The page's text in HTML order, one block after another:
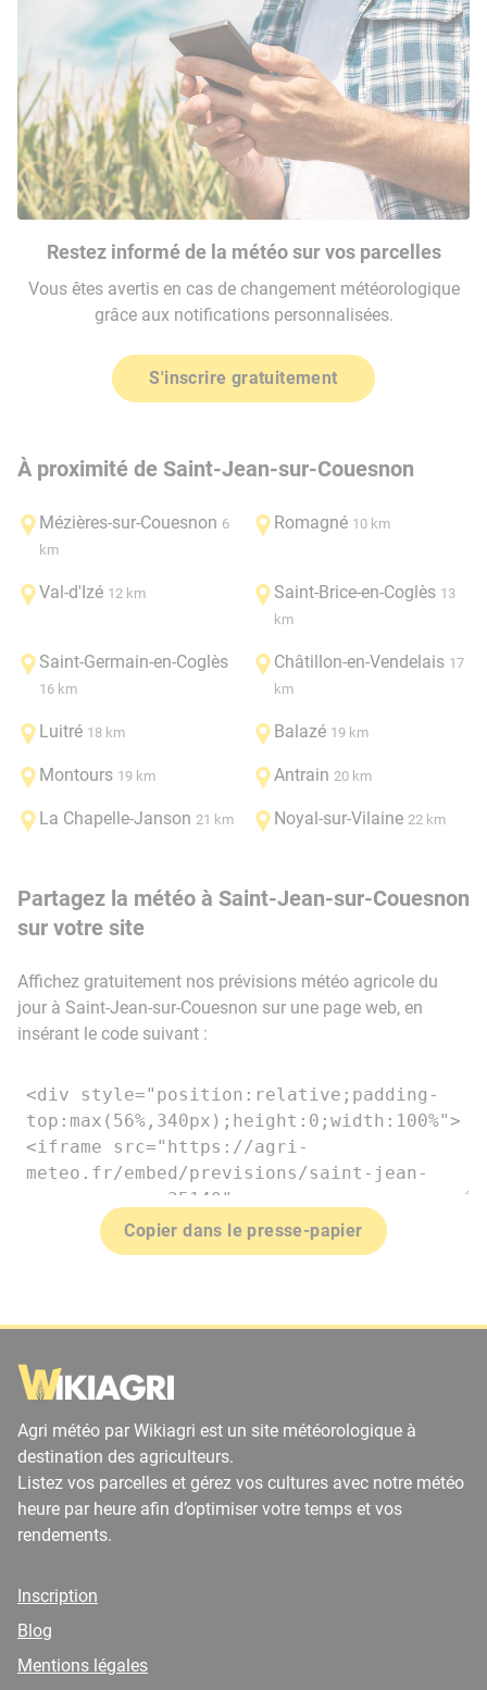
Restez informé de la météo sur vos parcelles
Vous êtes avertis en cas de changement météorologique
grâce aux notifications personnalisées.
S'inscrire gratuitement
À proximité de Saint-Jean-sur-Couesnon
Mézières-sur-Couesnon 6
km
Romagné 10 km
Val-d'Izé 12 km Saint-Brice-en-Coglès 13
km
Saint-Germain-en-Coglès
16 km
Châtillon-en-Vendelais 17
km
Luitré 18 km Balazé 19 km
Montours 19 km Antrain 20 km
La Chapelle-Janson 21 km Noyal-sur-Vilaine 22 km
Partagez la météo à Saint-Jean-sur-Couesnon
sur votre site
Affichez gratuitement nos prévisions météo agricole du
jour à Saint-Jean-sur-Couesnon sur une page web, en
insérant le code suivant :
Copier dans le presse-papier
Agri météo par Wikiagri est un site météorologique à
destination des agriculteurs.
Listez vos parcelles et gérez vos cultures avec notre météo
heure par heure afin d’optimiser votre temps et vos
rendements.
Inscription
Blog
Mentions légales